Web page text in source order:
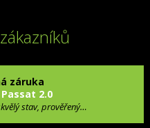
záruka
2.0
stav, prověřený…